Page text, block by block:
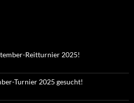
Reitturnier 2025!
Turnier 2025 gesucht!